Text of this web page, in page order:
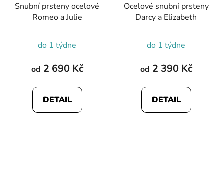
Snubní prsteny ocelové
Romeo a Julie
do 1 týdne
od 2 690 Kč
DETAIL
Ocelové snubní prsteny
Darcy a Elizabeth
do 1 týdne
od 2 390 Kč
DETAIL